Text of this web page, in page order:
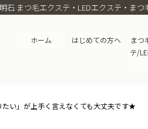
まつ毛エクステ・LEDエクステ・ま
ホーム はじめての方へ
まつ
テ/
たい」が上手く言えなくても大丈夫です★